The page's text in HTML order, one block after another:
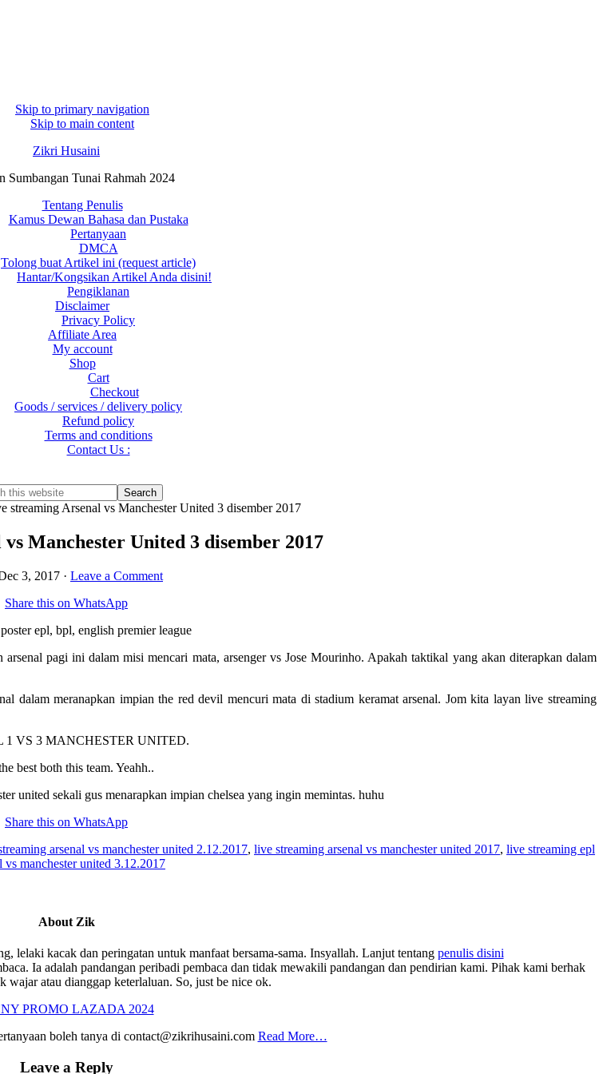
Skip to primary navigation
Skip to main content
Zikri Husaini
Sumbangan Tunai Rahmah 2024
Tentang Penulis
Kamus Dewan Bahasa dan Pustaka
Pertanyaan
DMCA
Tolong buat Artikel ini (request article)
Hantar/Kongsikan Artikel Anda disini!
Pengiklanan
Disclaimer
Privacy Policy
Affiliate Area
My account
Shop
Cart
Checkout
Goods / services / delivery policy
Refund policy
Terms and conditions
Contact Us :
Hide
streaming Arsenal vs Manchester United 3 disember 2017
Manchester United 3 disember 2017
3, 2017 · Leave a Comment
Share this on WhatsApp
pagi ini dalam misi mencari mata, arsenger vs Jose Mourinho. Apakah taktikal yang akan diterapkan dalam
dalam meranapkan impian the red devil mencuri mata di stadium keramat arsenal. Jom kita layan live streaming
1 VS 3 MANCHESTER UNITED.
best both this team. Yeahh..
united sekali gus menarapkan impian chelsea yang ingin memintas. huhu
Share this on WhatsApp
arsenal vs manchester united 2.12.2017, live streaming arsenal vs manchester united 2017, live streaming epl
vs manchester united 3.12.2017
About Zik
lelaki kacak dan peringatan untuk manfaat bersama-sama. Insyallah. Lanjut tentang penulis disini
Ia adalah pandangan peribadi pembaca dan tidak mewakili pandangan dan pendirian kami. Pihak kami berhak
wajar atau dianggap keterlaluan. So, just be nice ok.
boleh tanya di contact@zikrihusaini.com Read More…
Leave a Reply